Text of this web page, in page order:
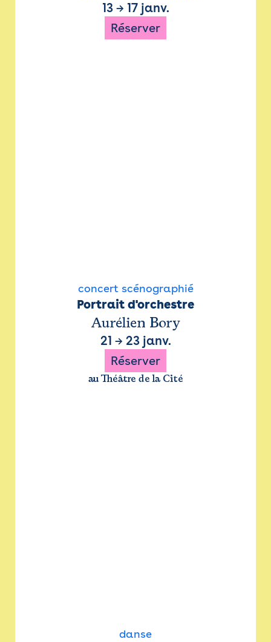
13→ 17 janv.
Réserver
concert scénographié
Portrait d'orchestre
Aurélien Bory
21 → 23 janv.
Réserver
au Théâtre de la Cité
danse